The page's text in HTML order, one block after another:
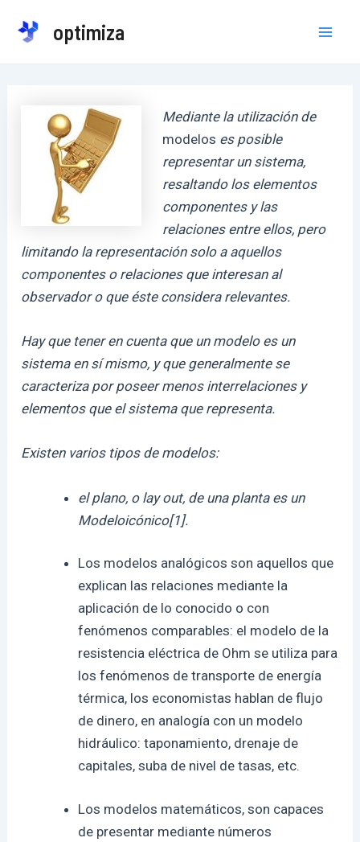
optimiza
Mediante la utilización de
modelos es posible
representar un sistema,
resaltando los elementos
componentes y las
relaciones entre ellos, pero
limitando la representación solo a aquellos
componentes o relaciones que interesan al
observador o que éste considera relevantes.
Hay que tener en cuenta que un modelo es un
sistema en sí mismo, y que generalmente se
caracteriza por poseer menos interrelaciones y
elementos que el sistema que representa.
Existen varios tipos de modelos:
el plano, o lay out, de una planta es un
Modeloicónico[1].
Los modelos analógicos son aquellos que
explican las relaciones mediante la
aplicación de lo conocido o con
fenómenos comparables: el modelo de la
resistencia eléctrica de Ohm se utiliza para
los fenómenos de transporte de energía
térmica, los economistas hablan de flujo
de dinero, en analogía con un modelo
hidráulico: taponamiento, drenaje de
capitales, suba de nivel de tasas, etc.
Los modelos matemáticos, son capaces
de presentar mediante números